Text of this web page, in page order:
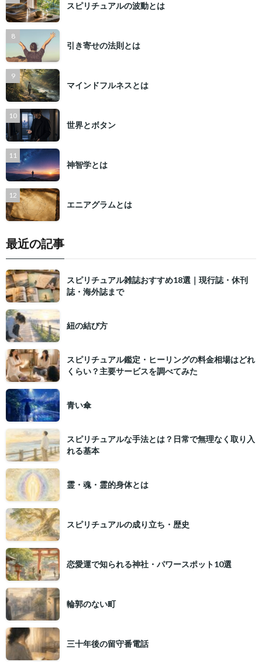
スピリチュアルの波動とは
引き寄せの法則とは
マインドフルネスとは
世界とボタン
神智学とは
エニアグラムとは
最近の記事
スピリチュアル雑誌おすすめ18選｜現行誌・休刊
誌・海外誌まで
紐の結び方
スピリチュアル鑑定・ヒーリングの料金相場はどれ
くらい？主要サービスを調べてみた
青い傘
スピリチュアルな手法とは？日常で無理なく取り入
れる基本
霊・魂・霊的身体とは
スピリチュアルの成り立ち・歴史
恋愛運で知られる神社・パワースポット10選
輪郭のない町
三十年後の留守番電話